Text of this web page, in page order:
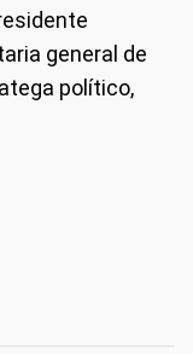
general de
político,